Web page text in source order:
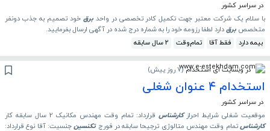
در سراسر کشور
با سلام یک شرکت معتبر جهت تکمیل کادر تخصصی در واحدبرق خود تصمیم به جذب دونفر
متخصص برقدارد لطفا رزومه خود را به شماره درج شده در آگهی ارسال بفرمایید.
بیمه دارد
فقط آقا تمام‌وقت 2 سال سابقه
در وبسایت ای استخدام(7 روز پیش )
استخدام ۴ عنوان شغلی
در سراسر کشور
موقعیت شغلی شرایط احرازکارشناس قرارداد: تمام وقت مهندس مکانیک 2 سال سابقه کار
کارشناستمام وقت مهندس متالوژی ترجیحا سابقه در فورجتکنسینجنسیت: آقا نوع قرارداد: